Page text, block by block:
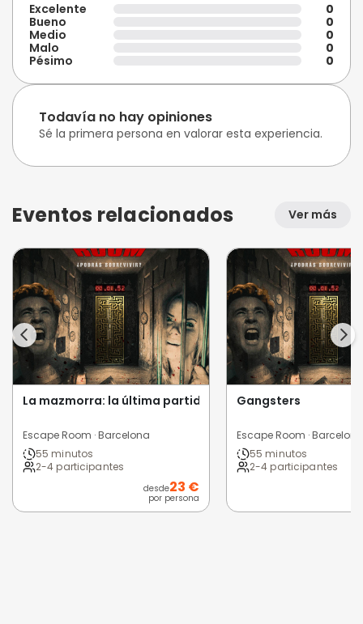
Excelente
0
Bueno
0
Medio
0
Malo
0
Pésimo
0
Todavía no hay opiniones
Sé la primera persona en valorar esta experiencia.
Eventos relacionados Ver más
La mazmorra: la última partida
Escape Room · Barcelona
55 minutos
2-4 participantes
desde23 €
por persona
Gangsters
Escape Room · Barcelona
55 minutos
2-4 participantes